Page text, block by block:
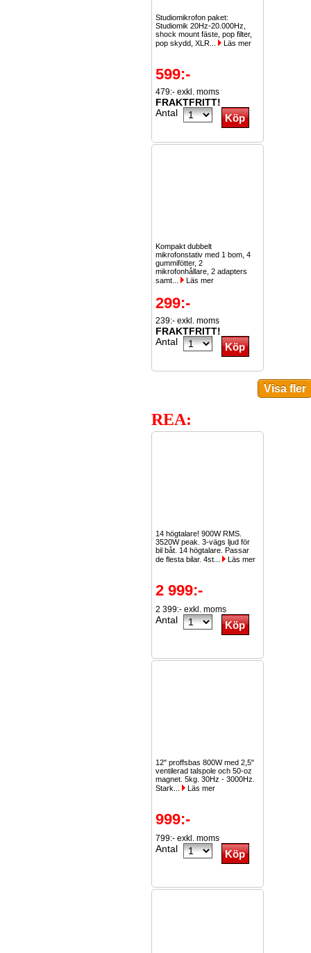
Studiomikrofon paket:
Studiomik 20Hz-20.000Hz,
shock mount fäste, pop filter,
pop skydd, XLR...
Läs mer
599:-
479:- exkl. moms
FRAKTFRITT!
Antal
Kompakt dubbelt
mikrofonstativ med 1 bom, 4
gummifötter, 2
mikrofonhållare, 2 adapters
samt...
Läs mer
299:-
239:- exkl. moms
FRAKTFRITT!
Antal
REA:
14 högtalare! 900W RMS.
3520W peak. 3-vägs ljud för
bil båt. 14 högtalare. Passar
de flesta bilar. 4st...
Läs mer
2 999:-
2 399:- exkl. moms
Antal
12" proffsbas 800W med 2,5"
ventilerad talspole och 50-oz
magnet. 5kg. 30Hz - 3000Hz.
Stark...
Läs mer
999:-
799:- exkl. moms
Antal